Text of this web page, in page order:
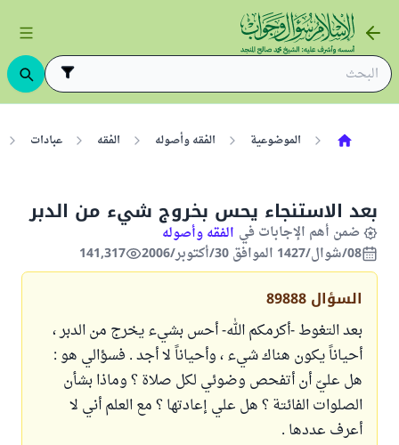
الموضوعية الفقه وأصوله الفقه عبادات
بعد الاستنجاء يحس بخروج شيء من الدبر
ضمن أهم الإجابات في الفقه وأصوله
08/شوال/1427 الموافق 30/أكتوبر/2006
141,317
السؤال 89888
بعد التغوط -أكرمكم الله- أحس بشيء يخرج من الدبر ،
أحياناً يكون هناك شيء ، وأحياناً لا أجد . فسؤالي هو :
هل عليّ أن أتفحص وضوئي لكل صلاة ؟ وماذا بشأن
الصلوات الفائتة ؟ هل علي إعادتها ؟ مع العلم أني لا
أعرف عددها .